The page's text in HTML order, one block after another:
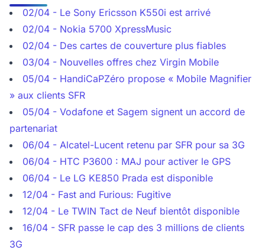
02/04 - Le Sony Ericsson K550i est arrivé
02/04 - Nokia 5700 XpressMusic
02/04 - Des cartes de couverture plus fiables
03/04 - Nouvelles offres chez Virgin Mobile
05/04 - HandiCaPZéro propose « Mobile Magnifier
» aux clients SFR
05/04 - Vodafone et Sagem signent un accord de
partenariat
06/04 - Alcatel-Lucent retenu par SFR pour sa 3G
06/04 - HTC P3600 : MAJ pour activer le GPS
06/04 - Le LG KE850 Prada est disponible
12/04 - Fast and Furious: Fugitive
12/04 - Le TWIN Tact de Neuf bientôt disponible
16/04 - SFR passe le cap des 3 millions de clients
3G